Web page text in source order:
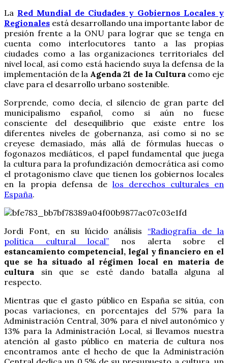
La Red Mundial de Ciudades y Gobiernos Locales y
Regionales está desarrollando una importante labor de
presión frente a la ONU para lograr que se tenga en
cuenta como interlocutores tanto a las propias
ciudades como a las organizaciones territoriales del
nivel local, así como está haciendo suya la defensa de la
implementación de la Agenda 21 de la Cultura como eje
clave para el desarrollo urbano sostenible.
Sorprende, como decía, el silencio de gran parte del
municipalismo español, como si aún no fuese
consciente del desequilibrio que existe entre los
diferentes niveles de gobernanza, así como si no se
creyese demasiado, más allá de fórmulas huecas o
fogonazos mediáticos, el papel fundamental que juega
la cultura para la profundización democrática así como
el protagonismo clave que tienen los gobiernos locales
en la propia defensa de los derechos culturales en
España.
Jordi Font, en su lúcido análisis “Radiografía de la
política cultural local” nos alerta sobre el
estancamiento competencial, legal y financiero en el
que se ha situado al régimen local en materia de
cultura sin que se esté dando batalla alguna al
respecto.
Mientras que el gasto público en España se sitúa, con
pocas variaciones, en porcentajes del 57% para la
Administración Central, 30% para el nivel autonómico y
13% para la Administración Local, si llevamos nuestra
atención al gasto público en materia de cultura nos
encontramos ante el hecho de que la Administración